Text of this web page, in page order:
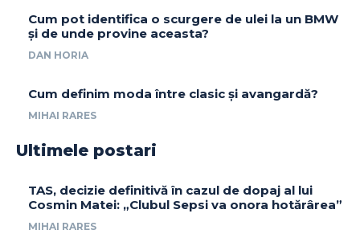
Cum pot identifica o scurgere de ulei la un BMW
și de unde provine aceasta?
DAN HORIA
Cum definim moda între clasic și avangardă?
MIHAI RARES
Ultimele postari
TAS, decizie definitivă în cazul de dopaj al lui
Cosmin Matei: „Clubul Sepsi va onora hotărârea”
MIHAI RARES